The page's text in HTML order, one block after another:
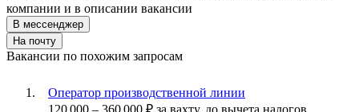
компании и в описании вакансии
В мессенджер
На почту
Вакансии по похожим запросам
Оператор производственной линии